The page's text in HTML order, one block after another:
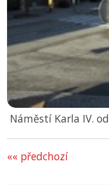
Náměstí Karla IV.
«« předchozí